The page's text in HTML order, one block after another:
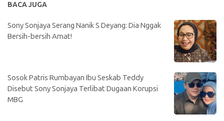
BACA JUGA
Sony Sonjaya Serang Nanik S Deyang: Dia Nggak
Bersih-bersih Amat!
Sosok Patris Rumbayan Ibu Seskab Teddy
Disebut Sony Sonjaya Terlibat Dugaan Korupsi
MBG